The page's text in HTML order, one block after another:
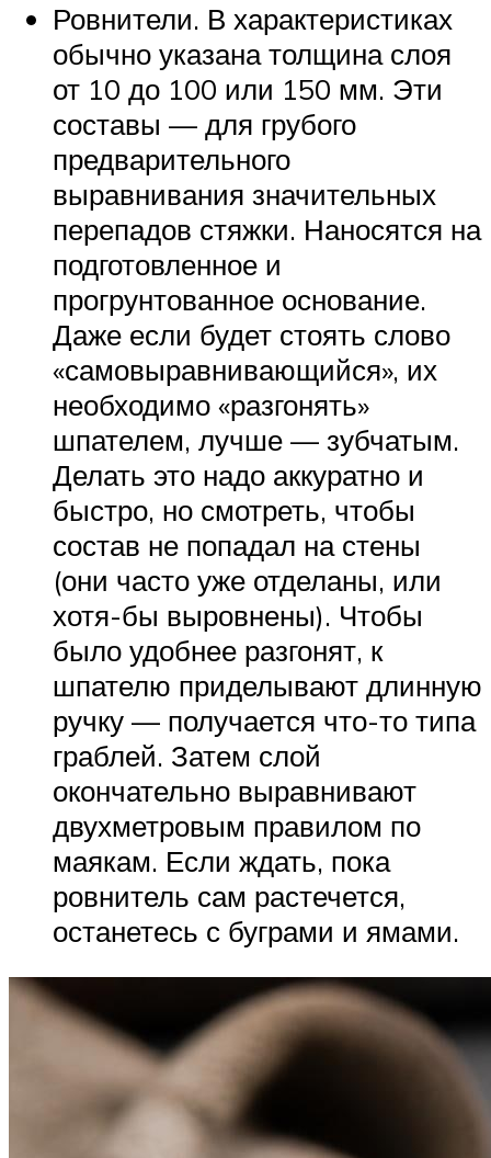
Ровнители. В характеристиках
обычно указана толщина слоя
от 10 до 100 или 150 мм. Эти
составы — для грубого
предварительного
выравнивания значительных
перепадов стяжки. Наносятся на
подготовленное и
прогрунтованное основание.
Даже если будет стоять слово
«самовыравнивающийся», их
необходимо «разгонять»
шпателем, лучше — зубчатым.
Делать это надо аккуратно и
быстро, но смотреть, чтобы
состав не попадал на стены
(они часто уже отделаны, или
хотя-бы выровнены). Чтобы
было удобнее разгонят, к
шпателю приделывают длинную
ручку — получается что-то типа
граблей. Затем слой
окончательно выравнивают
двухметровым правилом по
маякам. Если ждать, пока
ровнитель сам растечется,
останетесь с буграми и ямами.